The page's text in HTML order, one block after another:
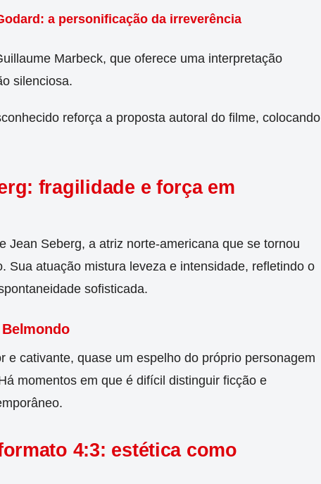
a personificação da irreverência
Marbeck, que oferece uma interpretação
silenciosa.
reforça a proposta autoral do filme, colocando
fragilidade e força em
Jean Seberg, a atriz norte-americana que se tornou
Sua atuação mistura leveza e intensidade, refletindo o
sofisticada.
e cativante, quase um espelho do próprio personagem
momentos em que é difícil distinguir ficção e
4:3: estética como